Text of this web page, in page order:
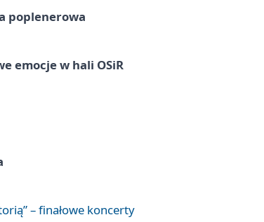
poplenerowa
emocje w hali OSiR
– finałowe koncerty